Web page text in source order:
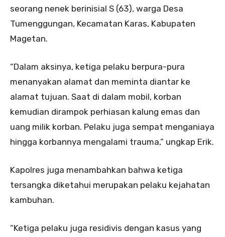
seorang nenek berinisial S (63), warga Desa
Tumenggungan, Kecamatan Karas, Kabupaten
Magetan.
“Dalam aksinya, ketiga pelaku berpura-pura
menanyakan alamat dan meminta diantar ke
alamat tujuan. Saat di dalam mobil, korban
kemudian dirampok perhiasan kalung emas dan
uang milik korban. Pelaku juga sempat menganiaya
hingga korbannya mengalami trauma,” ungkap Erik.
Kapolres juga menambahkan bahwa ketiga
tersangka diketahui merupakan pelaku kejahatan
kambuhan.
“Ketiga pelaku juga residivis dengan kasus yang